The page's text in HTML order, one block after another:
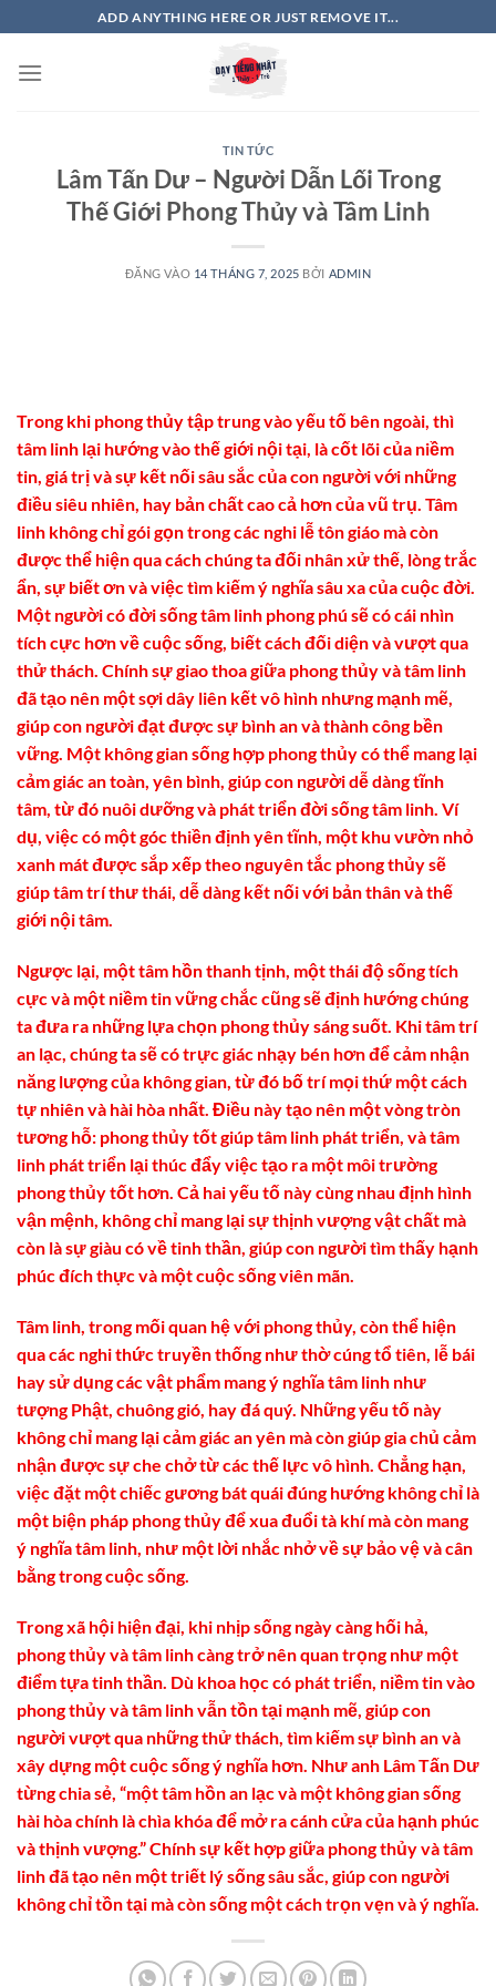
qua
nội
ADD ANYTHING HERE OR JUST REMOVE IT...
TIN TỨC
Lâm Tấn Dư – Người Dẫn Lối Trong
Thế Giới Phong Thủy và Tâm Linh
ĐĂNG VÀO 14 THÁNG 7, 2025 BỞI ADMIN
Trong khi phong thủy tập trung vào yếu tố bên ngoài, thì
tâm linh lại hướng vào thế giới nội tại, là cốt lõi của niềm
tin, giá trị và sự kết nối sâu sắc của con người với những
điều siêu nhiên, hay bản chất cao cả hơn của vũ trụ. Tâm
linh không chỉ gói gọn trong các nghi lễ tôn giáo mà còn
được thể hiện qua cách chúng ta đối nhân xử thế, lòng trắc
ẩn, sự biết ơn và việc tìm kiếm ý nghĩa sâu xa của cuộc đời.
Một người có đời sống tâm linh phong phú sẽ có cái nhìn
tích cực hơn về cuộc sống, biết cách đối diện và vượt qua
thử thách. Chính sự giao thoa giữa phong thủy và tâm linh
đã tạo nên một sợi dây liên kết vô hình nhưng mạnh mẽ,
giúp con người đạt được sự bình an và thành công bền
vững. Một không gian sống hợp phong thủy có thể mang lại
cảm giác an toàn, yên bình, giúp con người dễ dàng tĩnh
tâm, từ đó nuôi dưỡng và phát triển đời sống tâm linh. Ví
dụ, việc có một góc thiền định yên tĩnh, một khu vườn nhỏ
xanh mát được sắp xếp theo nguyên tắc phong thủy sẽ
giúp tâm trí thư thái, dễ dàng kết nối với bản thân và thế
giới nội tâm.
Ngược lại, một tâm hồn thanh tịnh, một thái độ sống tích
cực và một niềm tin vững chắc cũng sẽ định hướng chúng
ta đưa ra những lựa chọn phong thủy sáng suốt. Khi tâm trí
an lạc, chúng ta sẽ có trực giác nhạy bén hơn để cảm nhận
năng lượng của không gian, từ đó bố trí mọi thứ một cách
tự nhiên và hài hòa nhất. Điều này tạo nên một vòng tròn
tương hỗ: phong thủy tốt giúp tâm linh phát triển, và tâm
linh phát triển lại thúc đẩy việc tạo ra một môi trường
phong thủy tốt hơn. Cả hai yếu tố này cùng nhau định hình
vận mệnh, không chỉ mang lại sự thịnh vượng vật chất mà
còn là sự giàu có về tinh thần, giúp con người tìm thấy hạnh
phúc đích thực và một cuộc sống viên mãn.
Tâm linh, trong mối quan hệ với phong thủy, còn thể hiện
qua các nghi thức truyền thống như thờ cúng tổ tiên, lễ bái
hay sử dụng các vật phẩm mang ý nghĩa tâm linh như
tượng Phật, chuông gió, hay đá quý. Những yếu tố này
không chỉ mang lại cảm giác an yên mà còn giúp gia chủ cảm
nhận được sự che chở từ các thế lực vô hình. Chẳng hạn,
việc đặt một chiếc gương bát quái đúng hướng không chỉ là
một biện pháp phong thủy để xua đuổi tà khí mà còn mang
ý nghĩa tâm linh, như một lời nhắc nhở về sự bảo vệ và cân
bằng trong cuộc sống.
Trong xã hội hiện đại, khi nhịp sống ngày càng hối hả,
phong thủy và tâm linh càng trở nên quan trọng như một
điểm tựa tinh thần. Dù khoa học có phát triển, niềm tin vào
phong thủy và tâm linh vẫn tồn tại mạnh mẽ, giúp con
người vượt qua những thử thách, tìm kiếm sự bình an và
xây dựng một cuộc sống ý nghĩa hơn. Như anh Lâm Tấn Dư
từng chia sẻ, “một tâm hồn an lạc và một không gian sống
hài hòa chính là chìa khóa để mở ra cánh cửa của hạnh phúc
và thịnh vượng.” Chính sự kết hợp giữa phong thủy và tâm
linh đã tạo nên một triết lý sống sâu sắc, giúp con người
không chỉ tồn tại mà còn sống một cách trọn vẹn và ý nghĩa.